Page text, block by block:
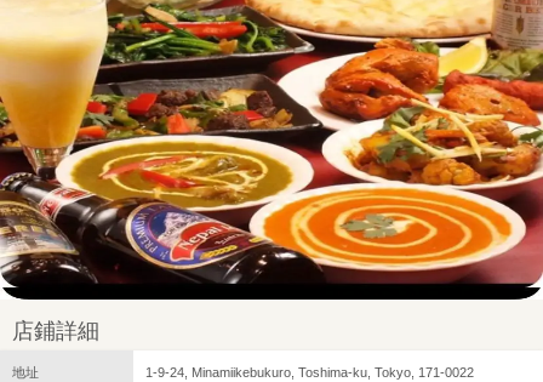
店鋪詳細
地址 1-9-24, Minamiikebukuro, Toshima-ku, Tokyo, 171-0022